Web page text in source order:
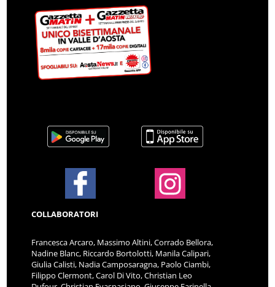
COLLABORATORI
Francesca Arcaro, Massimo Altini, Corrado Bellora,
Nadine Blanc, Riccardo Bortolotti, Manila Calipari,
Giulia Calisti, Nadia Camposaragna, Paolo Ciambi,
Filippo Clermont, Carol Di Vito, Christian Leo